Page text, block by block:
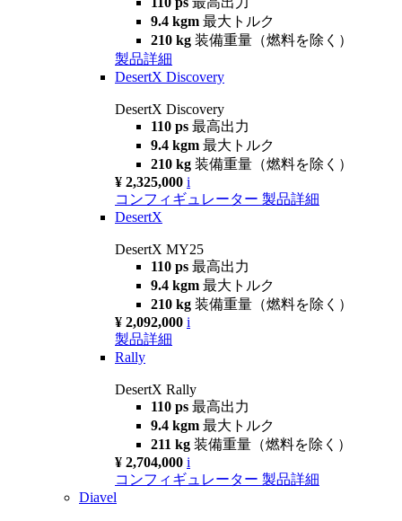
9.4 kgm 最大トルク
210 kg 装備重量（燃料を除く）
製品詳細
DesertX Discovery
DesertX Discovery
110 ps 最高出力
9.4 kgm 最大トルク
210 kg 装備重量（燃料を除く）
¥ 2,325,000 i
コンフィギュレーター 製品詳細
DesertX
DesertX MY25
110 ps 最高出力
9.4 kgm 最大トルク
210 kg 装備重量（燃料を除く）
¥ 2,092,000 i
製品詳細
Rally
DesertX Rally
110 ps 最高出力
9.4 kgm 最大トルク
211 kg 装備重量（燃料を除く）
¥ 2,704,000 i
コンフィギュレーター 製品詳細
Diavel